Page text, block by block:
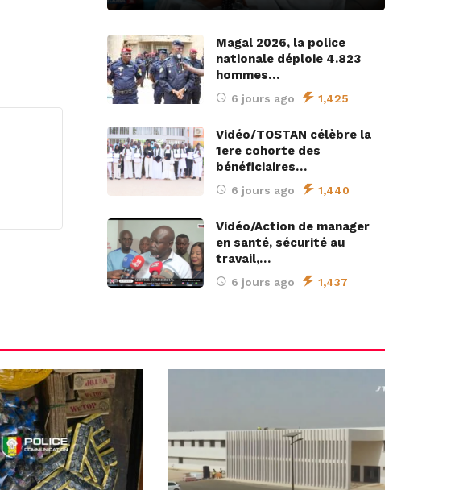
Magal 2026, la police
nationale déploie 4.823
hommes…
6 jours ago 1,425
Vidéo/TOSTAN célèbre la
1ere cohorte des
bénéficiaires…
6 jours ago 1,440
Vidéo/Action de manager
en santé, sécurité au
travail,…
6 jours ago 1,437